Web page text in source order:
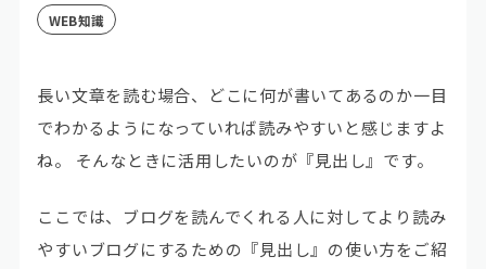
WEB知識
長い文章を読む場合、どこに何が書いてあるのか一目
でわかるようになっていれば読みやすいと感じますよ
ね。 そんなときに活用したいのが『見出し』です。
ここでは、ブログを読んでくれる人に対してより読み
やすいブログにするための『見出し』の使い方をご紹